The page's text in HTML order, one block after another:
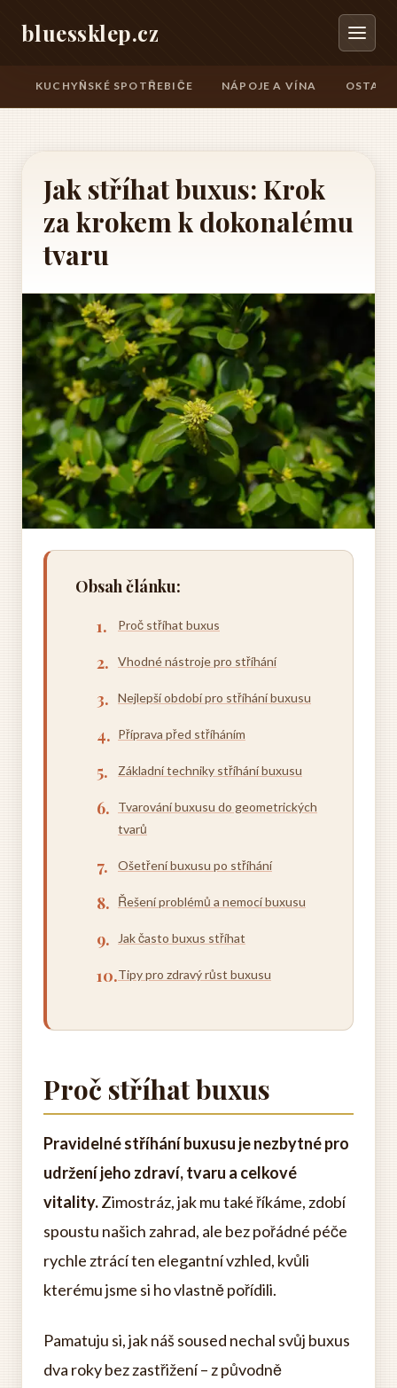
bluessklep.cz
KUCHYŇSKÉ SPOTŘEBIČE NÁPOJE A VÍNA
Jak stříhat buxus: Krok
za krokem k dokonalému
tvaru
Obsah článku:
Proč stříhat buxus
Vhodné nástroje pro stříhání
Nejlepší období pro stříhání buxusu
Příprava před stříháním
Základní techniky stříhání buxusu
Tvarování buxusu do geometrických
tvarů
Ošetření buxusu po stříhání
Řešení problémů a nemocí buxusu
Jak často buxus stříhat
Tipy pro zdravý růst buxusu
Proč stříhat buxus
Pravidelné stříhání buxusu je nezbytné pro
udržení jeho zdraví, tvaru a celkové
vitality.Zimostráz, jak mu také říkáme, zdobí
spoustu našich zahrad, ale bez pořádné péče
rychle ztrácí ten elegantní vzhled, kvůli
kterému jsme si ho vlastně pořídili.
Pamatuju si, jak náš soused nechal svůj buxus
dva roky bez zastřižení – z původně